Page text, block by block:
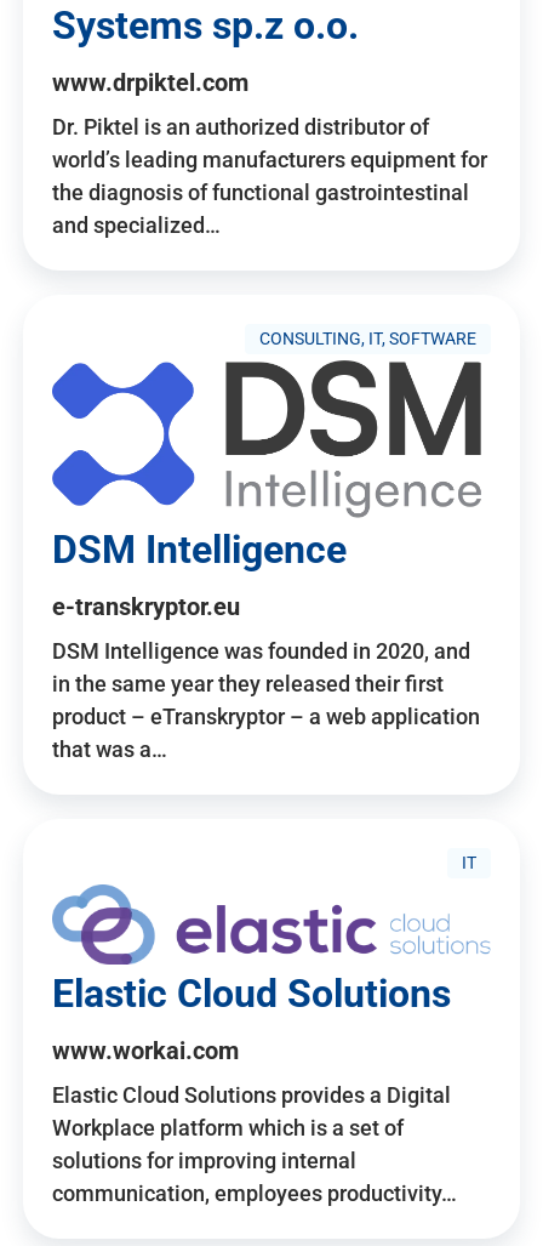
Systems sp.z o.o.
www.drpiktel.com
Dr. Piktel is an authorized distributor of
world’s leading manufacturers equipment for
the diagnosis of functional gastrointestinal
and specialized…
CONSULTING, IT, SOFTWARE
DSM Intelligence
e-transkryptor.eu
DSM Intelligence was founded in 2020, and
in the same year they released their first
product – eTranskryptor – a web application
that was a…
IT
Elastic Cloud Solutions
www.workai.com
Elastic Cloud Solutions provides a Digital
Workplace platform which is a set of
solutions for improving internal
communication, employees productivity…